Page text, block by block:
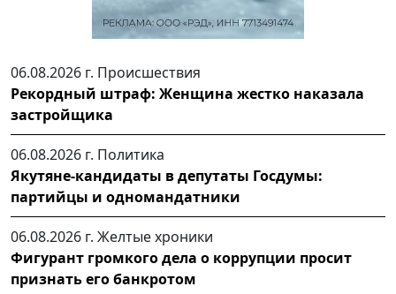
06.08.2026 г. Происшествия
Рекордный штраф: Женщина жестко наказала
застройщика
06.08.2026 г. Политика
Якутяне-кандидаты в депутаты Госдумы:
партийцы и одномандатники
06.08.2026 г. Желтые хроники
Фигурант громкого дела о коррупции просит
признать его банкротом